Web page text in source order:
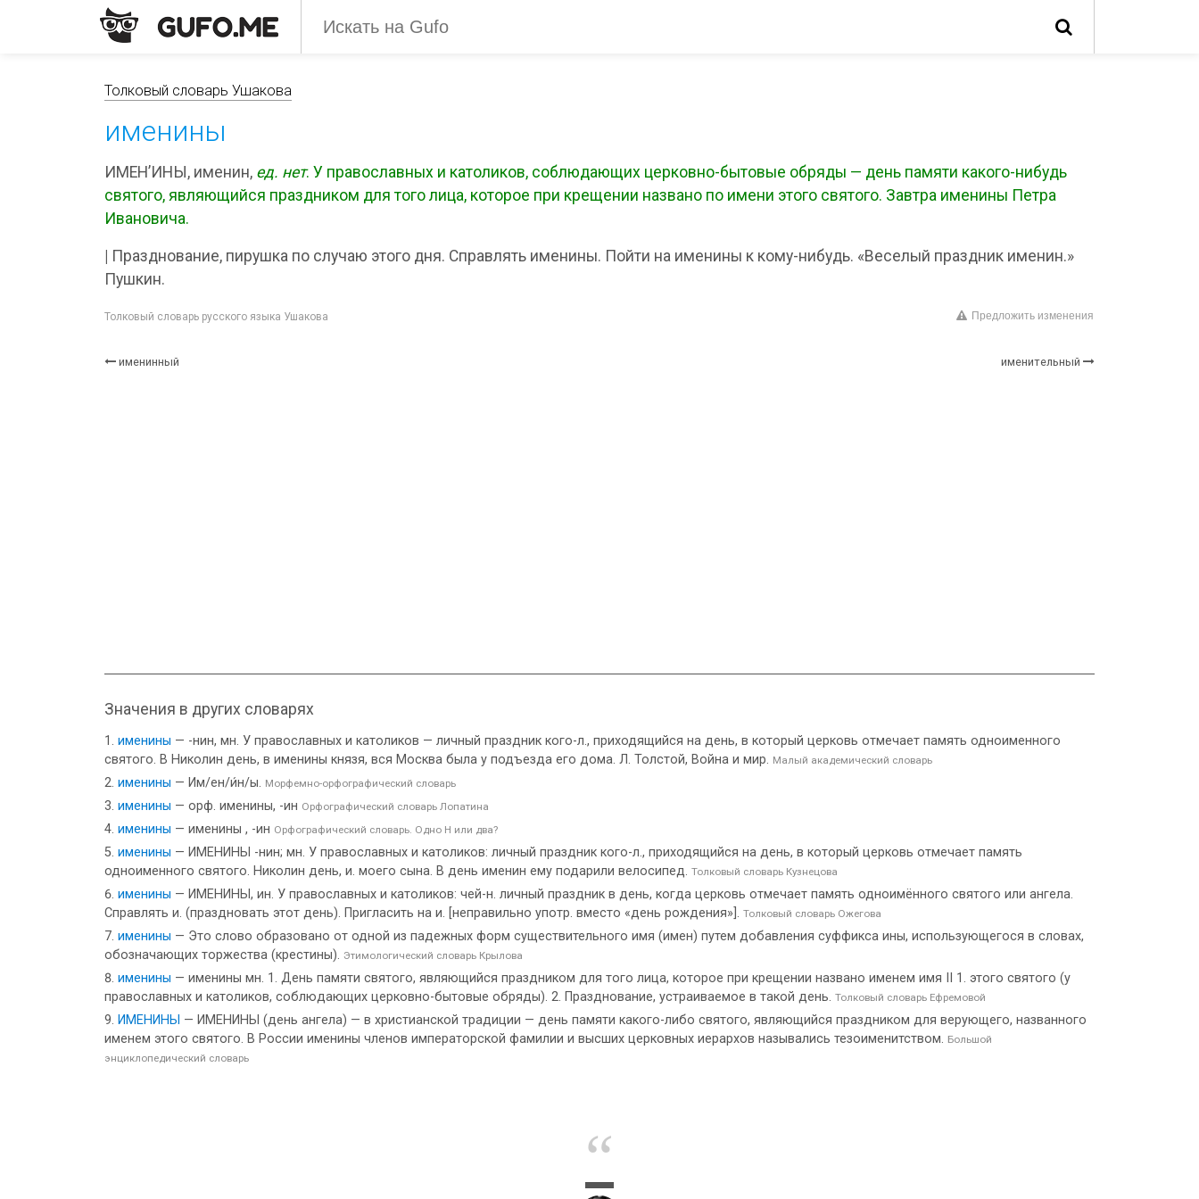
Толковый словарь Ушакова
именины
ИМЕН’ИНЫ, именин, ед. нет. У православных и католиков, соблюдающих церковно-бытовые обряды — день памяти какого-нибудь
святого, являющийся праздником для того лица, которое при крещении названо по имени этого святого. Завтра именины Петра
Ивановича.
Празднование, пирушка по случаю этого дня. Справлять именины. Пойти на именины к кому-нибудь. «Веселый праздник именин.»
Пушкин.
Толковый словарь русского языка Ушакова Предложить изменения
именинный именительный
Значения в других словарях
именины — -нин, мн. У православных и католиков — личный праздник кого-л., приходящийся на день, в который церковь отмечает память одноименного
святого. В Николин день, в именины князя, вся Москва была у подъезда его дома. Л. Толстой, Война и мир. Малый академический словарь
именины — Им/ен/и́н/ы. Морфемно-орфографический словарь
именины — орф. именины, -ин Орфографический словарь Лопатина
именины — именины , -ин Орфографический словарь. Одно Н или два?
именины — ИМЕНИНЫ -нин; мн. У православных и католиков: личный праздник кого-л., приходящийся на день, в который церковь отмечает память
одноименного святого. Николин день, и. моего сына. В день именин ему подарили велосипед. Толковый словарь Кузнецова
именины — ИМЕНИНЫ, ин. У православных и католиков: чей-н. личный праздник в день, когда церковь отмечает память одноимённого святого или ангела.
Справлять и. (праздновать этот день). Пригласить на и. [неправильно употр. вместо «день рождения»]. Толковый словарь Ожегова
именины — Это слово образовано от одной из падежных форм существительного имя (имен) путем добавления суффикса ины, использующегося в словах,
обозначающих торжества (крестины). Этимологический словарь Крылова
именины — именины мн. 1. День памяти святого, являющийся праздником для того лица, которое при крещении названо именем имя II 1. этого святого (у
православных и католиков, соблюдающих церковно-бытовые обряды). 2. Празднование, устраиваемое в такой день. Толковый словарь Ефремовой
ИМЕНИНЫ — ИМЕНИНЫ (день ангела) — в христианской традиции — день памяти какого-либо святого, являющийся праздником для верующего, названного
именем этого святого. В России именины членов императорской фамилии и высших церковных иерархов назывались тезоименитством. Большой
энциклопедический словарь